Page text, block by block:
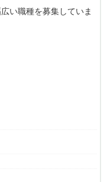
い職種を募集していま
惹かれる方